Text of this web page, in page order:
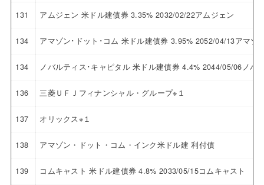
131 アムジェン 米ドル建債券 3.35% 2032/02/22アムジェン
134 アマゾン･ドット･コム 米ドル建債券 3.95% 2052/04/13アマゾ
134 ノバルティス･キャピタル 米ドル建債券 4.4% 2044/05/06ノバ
136 三菱ＵＦＪフィナンシャル・グループ※１
137 オリックス※１
138 アマゾン・ドット・コム・インク米ドル建 利付債
139 コムキャスト 米ドル建債券 4.8% 2033/05/15コムキャスト